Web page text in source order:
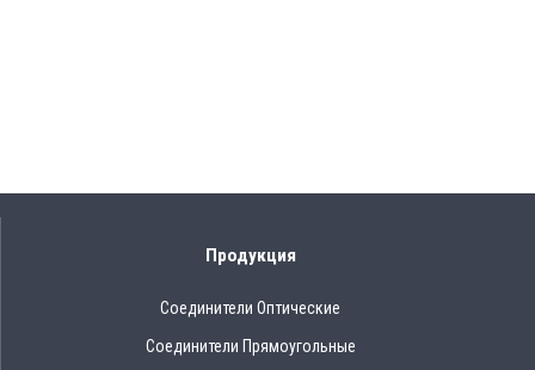
Продукция
Соединители Оптические
Соединители Прямоугольные